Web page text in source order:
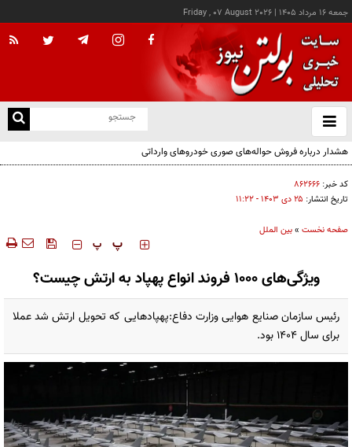
جمعه ۱۶ مرداد ۱۴۰۵ |
Friday , 07 August 2026
باز
و
هشدار درباره فروش حواله‌های صوری خودروهای وارداتی
کد خبر: ۸۶۲۶۶۶
تاریخ انتشار: ۲۵ دی ۱۴۰۳ - ۱۱:۲۲
صفحه نخست »بین الملل
‍‍‍ پ پ
ویژگی‌های ۱۰۰۰ فروند انواع پهپاد به ارتش چیست؟
رئیس سازمان صنایع هوایی وزارت دفاع:پهپادهایی که تحویل ارتش شد عملا
برای سال ۱۴۰۴ بود.